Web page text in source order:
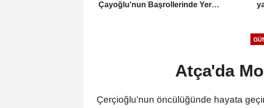
Çayoğlu'nun Başrollerinde Yer
Atça'da
Çerçioğlu’nun öncülüğünde hayata